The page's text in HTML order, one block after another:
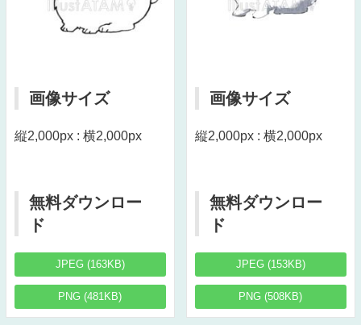
画像サイズ
縦2,000px : 横2,000px
無料ダウンロー
ド
JPEG (163KB)
PNG (481KB)
画像サイズ
縦2,000px : 横2,000px
無料ダウンロー
ド
JPEG (153KB)
PNG (508KB)